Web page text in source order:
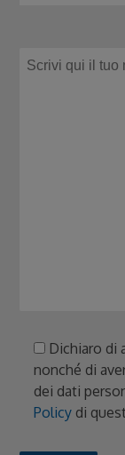
Dichiaro di
nonché di
dei dati
Policy di